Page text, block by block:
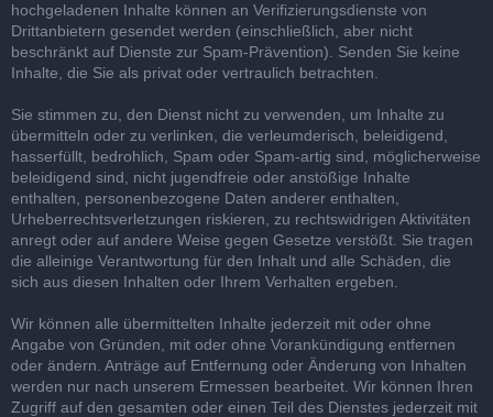
hochgeladenen Inhalte können an Verifizierungsdienste von
Drittanbietern gesendet werden (einschließlich, aber nicht
beschränkt auf Dienste zur Spam-Prävention). Senden Sie keine
Inhalte, die Sie als privat oder vertraulich betrachten.
Sie stimmen zu, den Dienst nicht zu verwenden, um Inhalte zu
übermitteln oder zu verlinken, die verleumderisch, beleidigend,
hasserfüllt, bedrohlich, Spam oder Spam-artig sind, möglicherweise
beleidigend sind, nicht jugendfreie oder anstößige Inhalte
enthalten, personenbezogene Daten anderer enthalten,
Urheberrechtsverletzungen riskieren, zu rechtswidrigen Aktivitäten
anregt oder auf andere Weise gegen Gesetze verstößt. Sie tragen
die alleinige Verantwortung für den Inhalt und alle Schäden, die
sich aus diesen Inhalten oder Ihrem Verhalten ergeben.
Wir können alle übermittelten Inhalte jederzeit mit oder ohne
Angabe von Gründen, mit oder ohne Vorankündigung entfernen
oder ändern. Anträge auf Entfernung oder Änderung von Inhalten
werden nur nach unserem Ermessen bearbeitet. Wir können Ihren
Zugriff auf den gesamten oder einen Teil des Dienstes jederzeit mit